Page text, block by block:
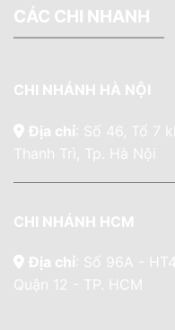
CÁC CHI NHANH
CHI NHÁNH HÀ NỘI
Địa chỉ: Số 46, Tổ 7
Thanh Trì, Tp. Hà Nội
CHI NHÁNH HCM
Địa chỉ: Số 96A -
Quận 12 - TP. HCM